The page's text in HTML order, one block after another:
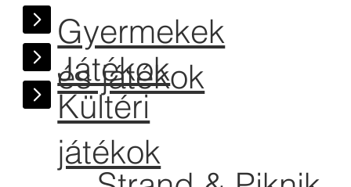
Gyermekek
és játékok
Játékok
Kültéri
játékok